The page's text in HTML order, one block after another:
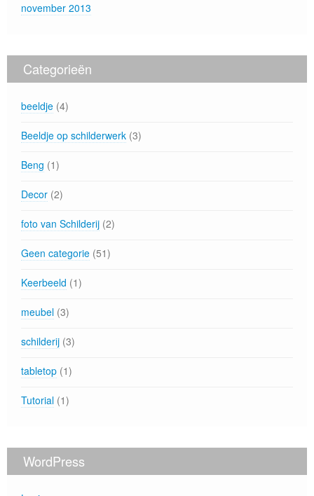
november 2013
Categorieën
beeldje (4)
Beeldje op schilderwerk (3)
Beng (1)
Decor (2)
foto van Schilderij (2)
Geen categorie (51)
Keerbeeld (1)
meubel (3)
schilderij (3)
tabletop (1)
Tutorial (1)
WordPress